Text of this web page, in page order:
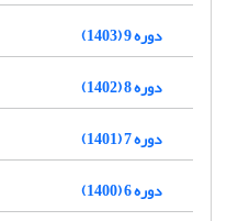
دوره 9 (1403)
دوره 8 (1402)
دوره 7 (1401)
دوره 6 (1400)